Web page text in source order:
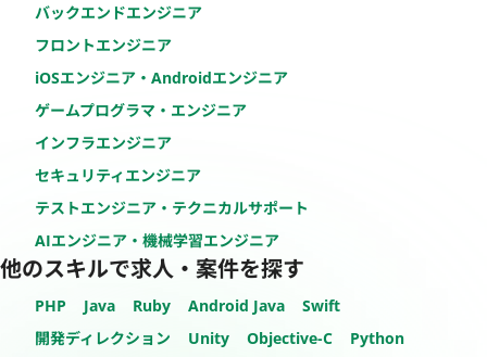
バックエンドエンジニア
フロントエンジニア
iOSエンジニア・Androidエンジニア
ゲームプログラマ・エンジニア
インフラエンジニア
セキュリティエンジニア
テストエンジニア・テクニカルサポート
AIエンジニア・機械学習エンジニア
他のスキルで求人・案件を探す
PHP Java Ruby Android Java
Swift
開発ディレクション
Unity Objective-C Python